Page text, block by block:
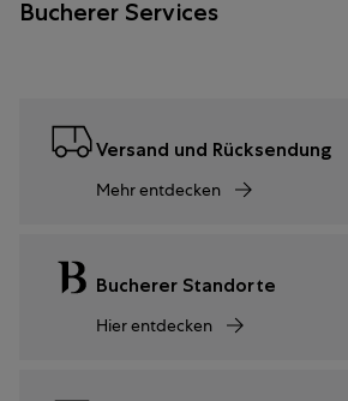
Bucherer Services
Versand und Rücksendung
Mehr entdecken
Bucherer Standorte
Hier entdecken